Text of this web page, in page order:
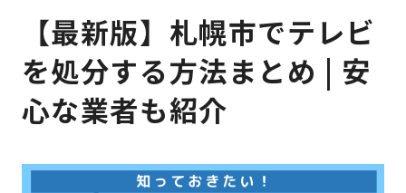
【最新版】札幌市でテレビ
を処分する方法まとめ | 安
心な業者も紹介